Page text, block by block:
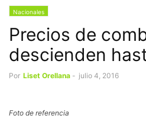
Nacionales
Precios de
descienden
Por Liset Orellana - julio 4, 2016
Foto de referencia